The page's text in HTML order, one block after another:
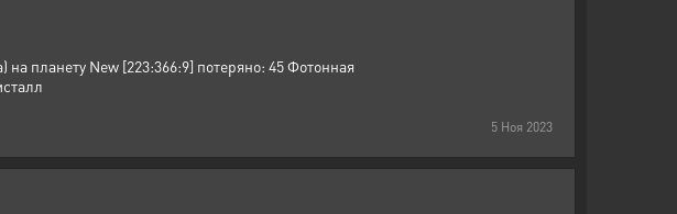
5 Ноя 2023
планету New [223:366:9] потеряно: 45 Фотонная